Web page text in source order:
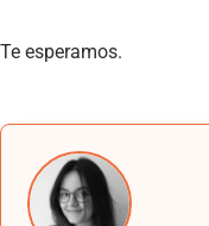
Te esperamos.